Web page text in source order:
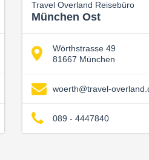
Travel Overland Reisebüro
München Ost
Wörthstrasse 49
81667 München
woerth@travel-
089 - 4447840